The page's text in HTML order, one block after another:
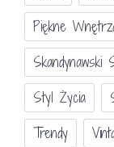
Piękne
Skandynawski
Styl Życia
Trendy